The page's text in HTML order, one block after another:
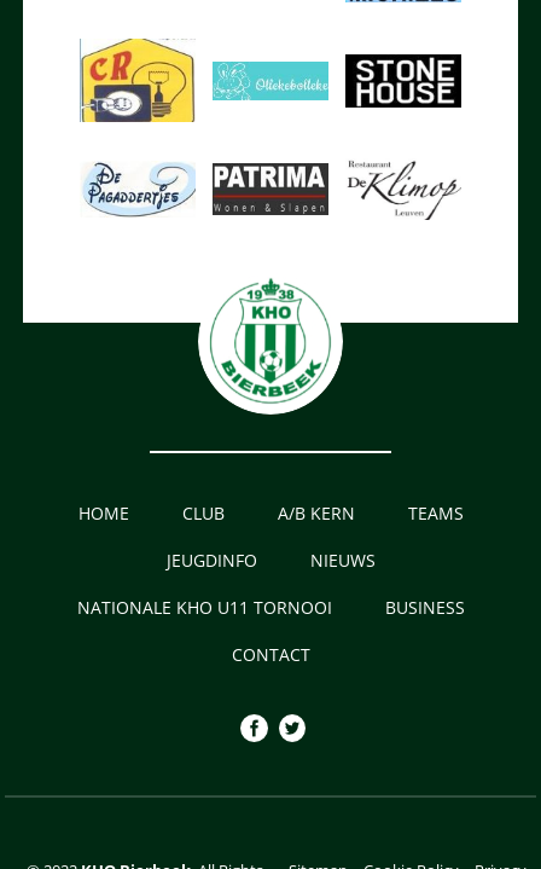
HOME CLUB A/B KERN TEAMS
JEUGDINFO NIEUWS
NATIONALE KHO U11 TORNOOI BUSINESS
CONTACT